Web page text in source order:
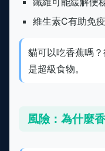
維生素C有助免
貓可以吃香蕉嗎
是超級食物。
風險：為什麼